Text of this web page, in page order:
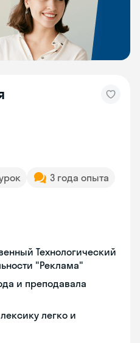
3 года опыта
Технологический
"Реклама"
и преподавала
легко и